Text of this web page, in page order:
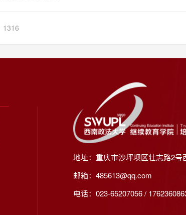
1316
地址：重庆市沙坪坝区壮志路2
邮箱：485613@qq.com
电话：023-65207056 /